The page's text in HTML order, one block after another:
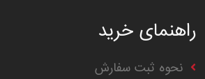
راهنمای خرید
نحوه ثبت سفارش